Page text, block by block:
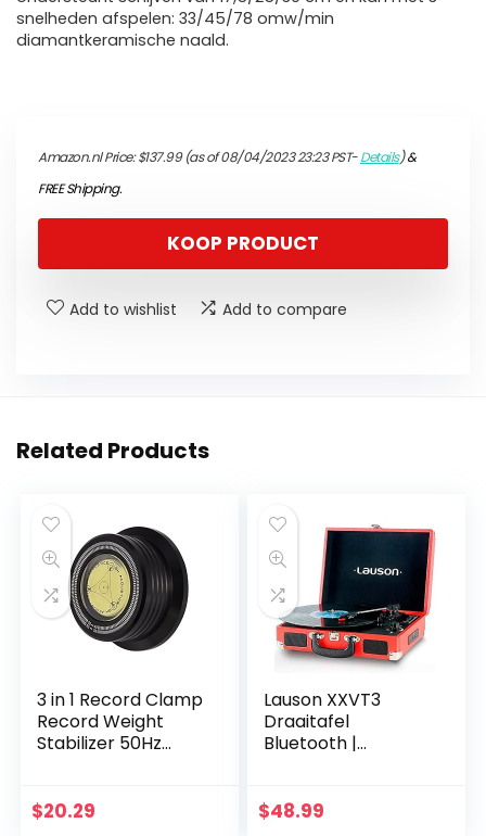
snelheden afspelen: 33/45/78 omw/min
diamantkeramische naald.
Amazon.nl Price:$137.99(as of 08/04/2023 23:23 PST-Details)&
FREE Shipping.
KOOP PRODUCT
Add to wishlist Add to compare
Related Products
3 in 1 Record Clamp
Record Weight
Stabilizer 50Hz
Clamp met
$20.29
Lauson XXVT3
Draaitafel
Bluetooth |
van Vinyl |
$48.99